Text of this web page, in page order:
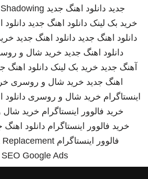
جدید دانلود اهنگ جدید
خرید بک لینک دانلود اهنگ جدید
دانلود اهنگ جدید دانلود اهنگ جدید
دانلود اهنگ جدید خرید شال و
آهنگ جدید خرید بک لینک دانلود اهنگ
اهنگ جدید خرید شال و روسری
اینستاگرام خرید شال و روسری
خرید فالوور اینستاگرام خرید
خرید فالوور اینستاگرام دانلود اهنگ
فالوور اینستاگرام Replacement
SEO Google Ads